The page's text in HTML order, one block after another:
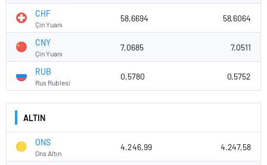
CHF
Çin Yuanı
58,6694 58,6064
CNY
Çin Yuanı
7,0685 7,0511
RUB
Rus Rublesi
0,5780 0,5752
ALTIN
ONS
Ons Altın
4.246,99 4.247,58